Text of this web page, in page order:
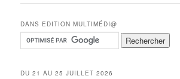
articles
DANS EDITION MULTIMÉDI@
DU 21 AU 25 JUILLET 2026